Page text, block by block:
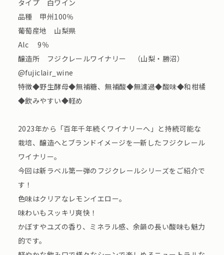
タイプ 白ワイン
品種 甲州100％
葡萄産地 山梨県
Alc 9％
醸造所 フジクレールワイナリー （山梨・勝沼）
@fujiclair_wine
特徴◆野生酵母◆無補糖、無補酸◆無濾過◆酸味◆和柑橘
◆飲みやすい◆軽め
2023年から「百年千年続くワイナリーへ」と持続可能な
栽培、醸造へとブランドイメージを一新したフジクレール
ワイナリー。
今回は新ラベル第一弾のフジクレールシリーズをご紹介で
す！
色味はクリアなレモンイエロー。
味わいもスッキリ爽快！
かぼすやユズの香り、ミネラル感、余韻の長い酸味も魅力
的です。